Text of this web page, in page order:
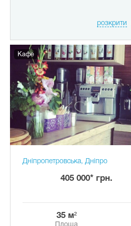
розкрити
Кафе
Дніпропетровська, Дніпро
405 000* грн.
35 м²